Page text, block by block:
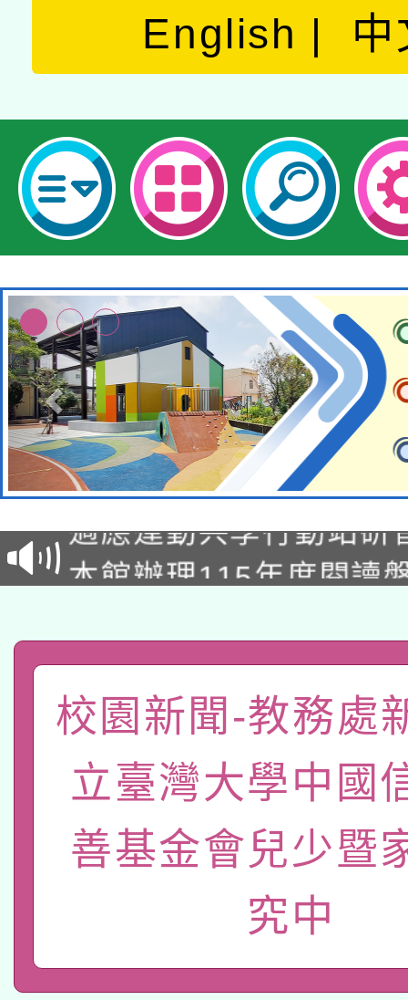
English 中
本校115學年度第2次
招甄選結果公告(無人
招)
本館辦理115年度閱讀
礎課程
「數位內容與教學軟體
有關大陸委員會函釋公
薪期間赴陸應申請許可
轉知經濟部水利署委託
業技術研究院辦理「
用水績優單位及節水達
115年8月22日(星期六
桃園市孔廟祈福系列
開 智慧啟航」
本校115學年度第2次
招甄選結果公告(無人
適應運動共學行動站研
校園新聞-教務處
立臺灣大學中國
善基金會兒少暨
究中